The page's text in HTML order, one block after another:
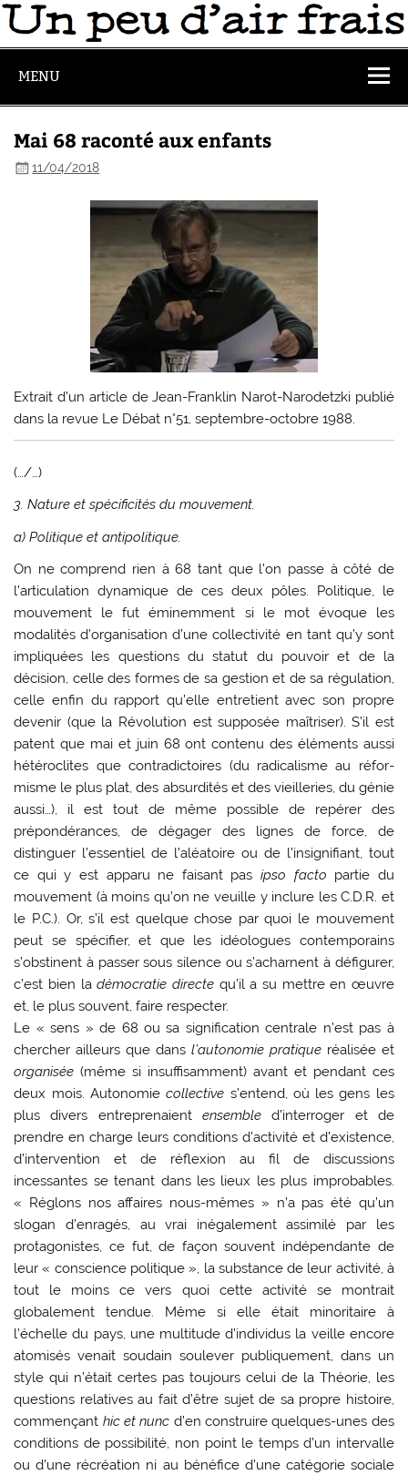
MENU
Mai 68 raconté aux enfants
11/04/2018
Extrait d’un article de Jean-Franklin Narot-Narodetzki publié
dans la revue Le Débat n°51, septembre-octobre 1988.
(…/…)
3. Nature et spécificités du mouvement.
a) Politique et antipolitique.
On ne comprend rien à 68 tant que l’on passe à côté de
l’articulation dynamique de ces deux pôles. Politique, le
mouvement le fut éminem­ment si le mot évoque les
modalités d’organisa­tion d’une collectivité en tant qu’y sont
impli­quées les questions du statut du pouvoir et de la
décision, celle des formes de sa gestion et de sa régulation,
celle enfin du rapport qu’elle entre­tient avec son propre
devenir (que la Révolution est supposée maîtriser). S’il est
patent que mai et juin 68 ont contenu des éléments aussi
hétérocli­tes que contradictoires (du radicalisme au réfor­
misme le plus plat, des absurdités et des vieille­ries, du génie
aussi…), il est tout de même possi­ble de repérer des
prépondérances, de dégager des lignes de force, de
distinguer l’essentiel de l’aléatoire ou de l’insignifiant, tout
ce qui y est apparu ne faisant pasipso facto partie du
mouvement (à moins qu’on ne veuille y inclure les C.D.R. et
le P.C.). Or, s’il est quelque chose par quoi le mouvement
peut se spécifier, et que les idéologues contemporains
s’obstinent à passer sous silence ou s’acharnent à défigurer,
c’est bien ladémocratie directequ’il a su mettre en œuvre
et, le plus souvent, faire respecter.
Le « sens » de 68 ou sa signification centrale n’est pas à
chercher ailleurs que dans l’autonomie pratiqueréalisée et
organisée (même si insuffisamment) avant et pendant ces
deux mois. Autonomiecollective s’entend, où les gens les
plus divers entreprenaient ensemble d’interroger et de
prendre en charge leurs conditions d’activité et d’existence,
d’intervention et de réflexion au fil de discussions
incessantes se tenant dans les lieux les plus improbables.
« Réglons nos affaires nous-mêmes » n’a pas été qu’un
slogan d’enragés, au vrai inégalement assimilé par les
protagonistes, ce fut, de façon souvent indépendante de
leur « conscience politique », la substance de leur activité, à
tout le moins ce vers quoi cette activité se montrait
globalement tendue. Même si elle était minoritaire à
l’échelle du pays, une multitude d’individus la veille encore
atomisés venait soudain soulever publiquement, dans un
style qui n’était certes pas toujours celui de la Théorie, les
questions relatives au fait d’être sujet de sa propre histoire,
commençant hic et nunc d’en construire quelques-unes des
conditions de possibilité, non point le temps d’un intervalle
ou d’une récréation ni au bénéfice d’une catégorie sociale